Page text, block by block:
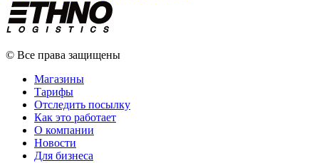
© Все права защищены
Магазины
Тарифы
Отследить посылку
Как это работает
О компании
Новости
Для бизнеса